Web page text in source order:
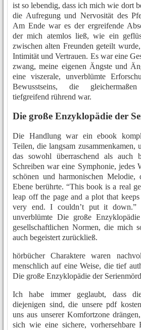
ist so lebendig, dass ich mich wie dort
die Aufregung und Nervosität des
Am Ende war es der ergreifende
der mich atemlos ließ, wie ein
zwischen alten Freunden geteilt
Intimität und Vertrauen. Es war eine
zwang, meine eigenen Ängste und
eine viszerale, unverblümte
Bewusstseins, die
tiefgreifend rührend war.
Die große Enzyklopädie der
Die Handlung war ein ebook
Teilen, die langsam
das sowohl überraschend als auch
Schreiben war eine Symphonie, jedes
schönen und harmonischen
Ebene berührte. “This book is a real
leap off the page and a plot that
very end. I couldn’t put it down.”
unverblümte Die große
gesellschaftlichen Normen, die mich
auch begeistert zurückließ.
hörbücher Charaktere waren
menschlich auf eine Weise, die tief
Die große Enzyklopädie der
Ich habe immer geglaubt, dass
diejenigen sind, die unsere pdf
uns aus unserer Komfortzone
sich wie eine sichere,